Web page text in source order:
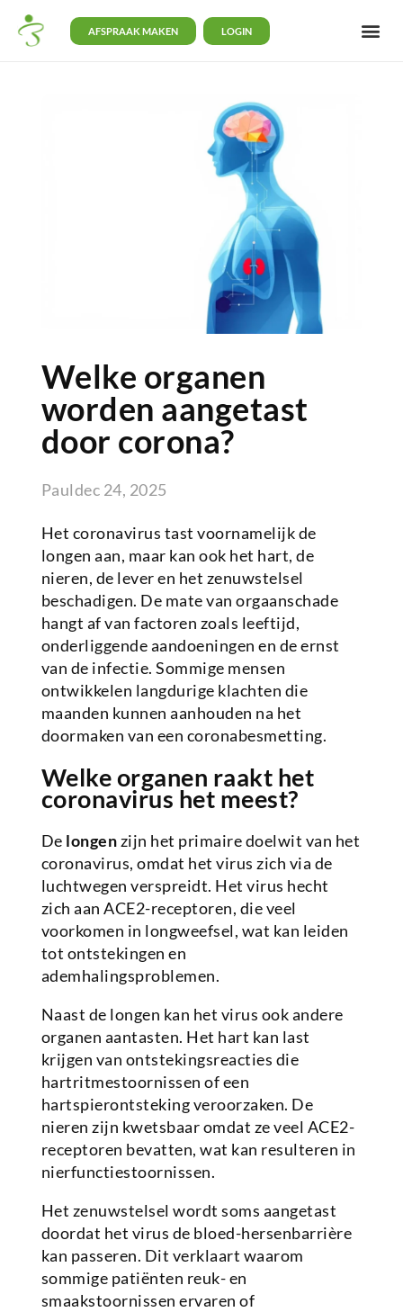
AFSPRAAK MAKEN LOGIN
Welke organen
worden aangetast
door corona?
Pauldec 24, 2025
Het coronavirus tast voornamelijk de
longen aan, maar kan ook het hart, de
nieren, de lever en het zenuwstelsel
beschadigen. De mate van orgaanschade
hangt af van factoren zoals leeftijd,
onderliggende aandoeningen en de ernst
van de infectie. Sommige mensen
ontwikkelen langdurige klachten die
maanden kunnen aanhouden na het
doormaken van een coronabesmetting.
Welke organen raakt het
coronavirus het meest?
De longen zijn het primaire doelwit van het
coronavirus, omdat het virus zich via de
luchtwegen verspreidt. Het virus hecht
zich aan ACE2-receptoren, die veel
voorkomen in longweefsel, wat kan leiden
tot ontstekingen en
ademhalingsproblemen.
Naast de longen kan het virus ook andere
organen aantasten. Het hart kan last
krijgen van ontstekingsreacties die
hartritmestoornissen of een
hartspierontsteking veroorzaken. De
nieren zijn kwetsbaar omdat ze veel ACE2-
receptoren bevatten, wat kan resulteren in
nierfunctiestoornissen.
Het zenuwstelsel wordt soms aangetast
doordat het virus de bloed-hersenbarrière
kan passeren. Dit verklaart waarom
sommige patiënten reuk- en
smaakstoornissen ervaren of